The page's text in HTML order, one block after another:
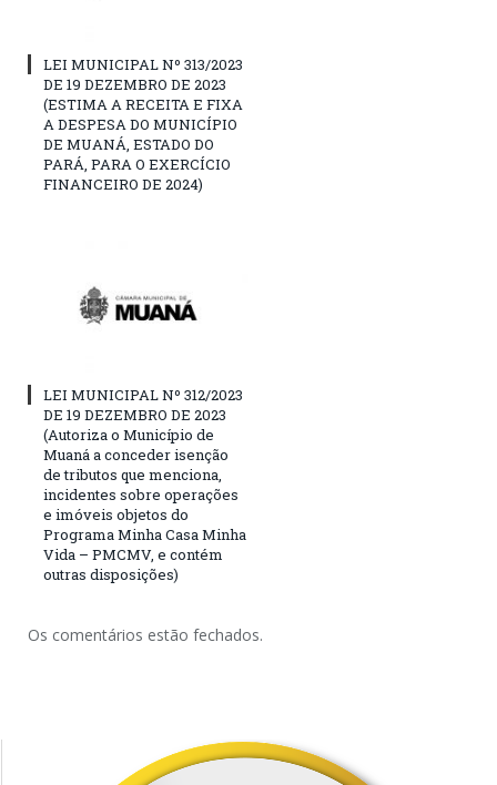
LEI MUNICIPAL Nº 313/2023
DE 19 DEZEMBRO DE 2023
(ESTIMA A RECEITA E FIXA
A DESPESA DO MUNICÍPIO
DE MUANÁ, ESTADO DO
PARÁ, PARA O EXERCÍCIO
FINANCEIRO DE 2024)
LEI MUNICIPAL Nº 312/2023
DE 19 DEZEMBRO DE 2023
(Autoriza o Município de
Muaná a conceder isenção
de tributos que menciona,
incidentes sobre operações
e imóveis objetos do
Programa Minha Casa Minha
Vida – PMCMV, e contém
outras disposições)
Os comentários estão fechados.